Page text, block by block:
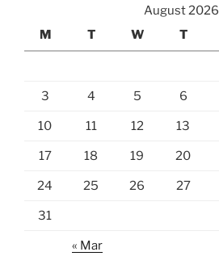
August 2026
M
T W T
3 4 5 6
10 11 12 13
17 18 19 20
24 25 26 27
31
« Mar